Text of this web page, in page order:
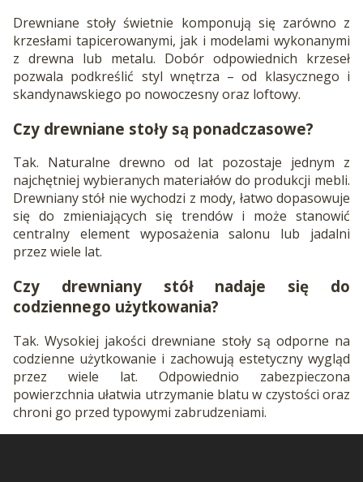
Drewniane stoły świetnie komponują się zarówno z
krzesłami tapicerowanymi, jak i modelami wykonanymi
z drewna lub metalu. Dobór odpowiednich krzeseł
pozwala podkreślić styl wnętrza – od klasycznego i
skandynawskiego po nowoczesny oraz loftowy.
Czy drewniane stoły są ponadczasowe?
Tak. Naturalne drewno od lat pozostaje jednym z
najchętniej wybieranych materiałów do produkcji mebli.
Drewniany stół nie wychodzi z mody, łatwo dopasowuje
się do zmieniających się trendów i może stanowić
centralny element wyposażenia salonu lub jadalni
przez wiele lat.
Czy drewniany stół nadaje się do
codziennego użytkowania?
Tak. Wysokiej jakości drewniane stoły są odporne na
codzienne użytkowanie i zachowują estetyczny wygląd
przez wiele lat. Odpowiednio zabezpieczona
powierzchnia ułatwia utrzymanie blatu w czystości oraz
chroni go przed typowymi zabrudzeniami.